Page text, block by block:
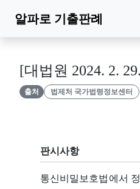
알파로 기출판례
[대법원 2024. 2.
출처 법제처 국가법령정보센터
판시사항
통신비밀보호법에서